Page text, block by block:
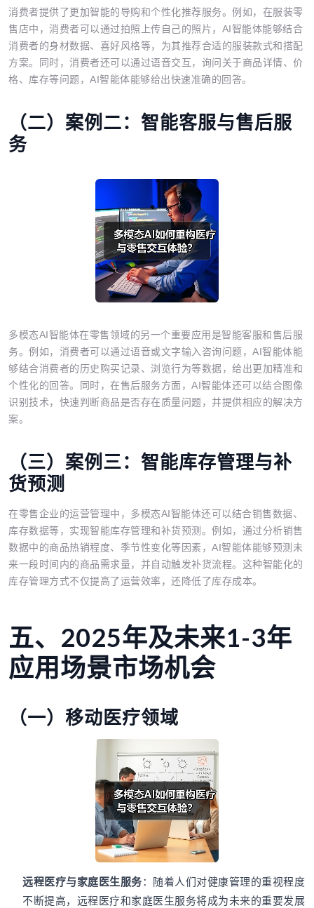
消费者提供了更加智能的导购和个性化推荐服务。例如，在服装零
售店中，消费者可以通过拍照上传自己的照片，AI智能体能够结合
消费者的身材数据、喜好风格等，为其推荐合适的服装款式和搭配
方案。同时，消费者还可以通过语音交互，询问关于商品详情、价
格、库存等问题，AI智能体能够给出快速准确的回答。
（二）案例二：智能客服与售后服
务
多模态AI智能体在零售领域的另一个重要应用是智能客服和售后服
务。例如，消费者可以通过语音或文字输入咨询问题，AI智能体能
够结合消费者的历史购买记录、浏览行为等数据，给出更加精准和
个性化的回答。同时，在售后服务方面，AI智能体还可以结合图像
识别技术，快速判断商品是否存在质量问题，并提供相应的解决方
案。
（三）案例三：智能库存管理与补
货预测
在零售企业的运营管理中，多模态AI智能体还可以结合销售数据、
库存数据等，实现智能库存管理和补货预测。例如，通过分析销售
数据中的商品热销程度、季节性变化等因素，AI智能体能够预测未
来一段时间内的商品需求量，并自动触发补货流程。这种智能化的
库存管理方式不仅提高了运营效率，还降低了库存成本。
五、2025年及未来1-3年
应用场景市场机会
（一）移动医疗领域
远程医疗与家庭医生服务：随着人们对健康管理的重视程度
不断提高，远程医疗和家庭医生服务将成为未来的重要发展